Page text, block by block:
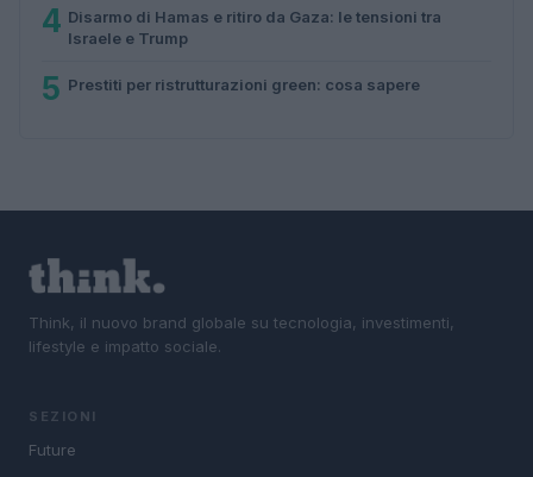
4 Disarmo di Hamas e ritiro da Gaza: le tensioni tra
Israele e Trump
5 Prestiti per ristrutturazioni green: cosa sapere
Think, il nuovo brand globale su tecnologia, investimenti,
lifestyle e impatto sociale.
SEZIONI
Future